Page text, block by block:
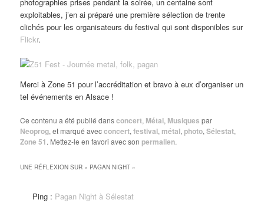
exploitables, j’en ai préparé une première sélection de trente
clichés pour les organisateurs du festival qui sont disponibles sur
Flickr.
Merci à Zone 51 pour l’accréditation et bravo à eux d’organiser un
tel événements en Alsace !
Ce contenu a été publié dansconcert, Métal, Musiques par
Neoprog, et marqué avecconcert,festival, métal, photo,Sélestat,
Zone 51. Mettez-le en favori avec son permalien.
UNE RÉFLEXION SUR « PAGAN NIGHT »
Ping : Pagan Night à Sélestat